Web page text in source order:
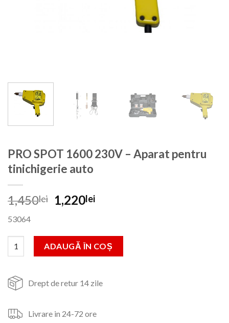
PRO SPOT 1600 230V – Aparat pentru
tinichigerie auto
1,450lei
Prețul
inițial
fost:
1,450lei.
1,220leiPrețul
1,220lei.
53064
Cantitate PRO SPOT 1600 230V - Aparat pentru tinichigerie
ADAUGĂ ÎN COȘ
Drept de retur 14 zile
Livrare in 24-72 ore